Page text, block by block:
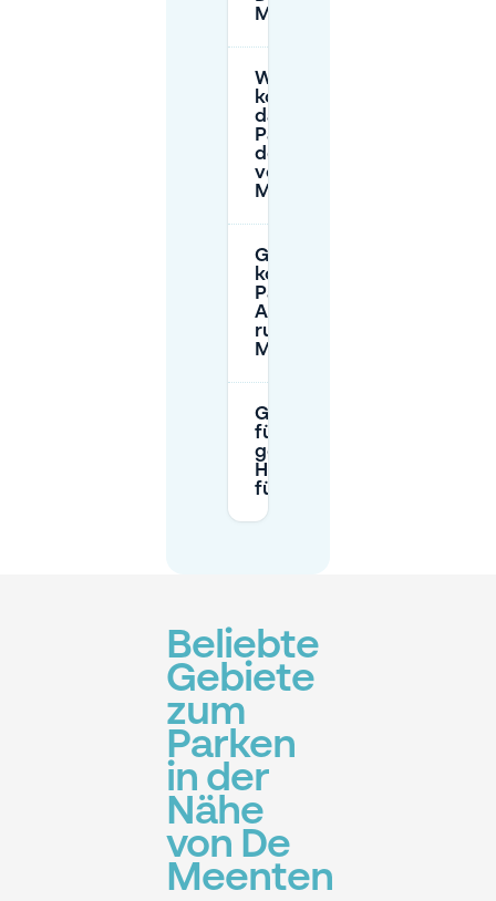
Meenten?
Wie viel
kostet
das
Parken in
der Nähe
von De
Meenten?
Gibt es
kostenpflichtige
Parkzonen oder
Anwohnerregelungen
rund um De
Meenten?
Gibt es Ladestationen
für E-Fahrzeuge und
gelten
Höhenbeschränkungen
für Fahrzeuge?
Beliebte
Gebiete
zum
Parken
in der
Nähe
von De
Meenten